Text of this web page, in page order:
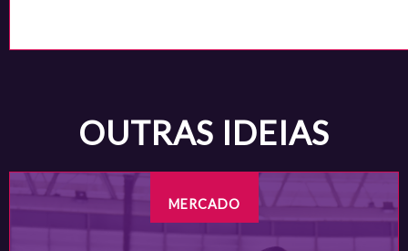
OUTRAS IDEIAS
MERCADO